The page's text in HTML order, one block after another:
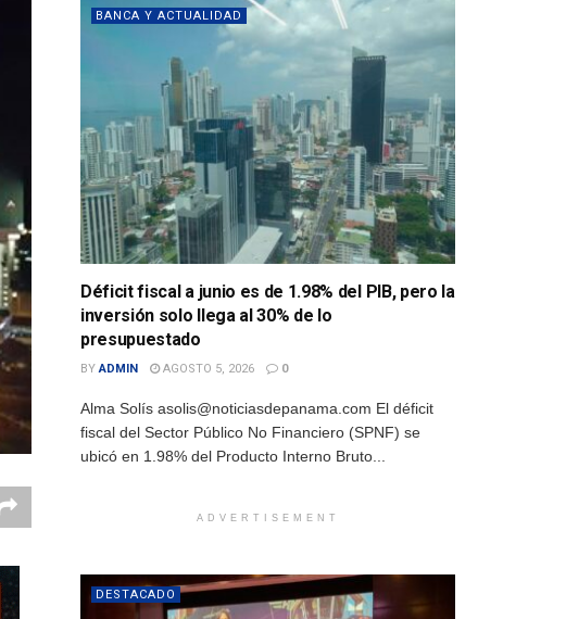
BANCA Y ACTUALIDAD
Déficit fiscal a junio es de 1.98% del PIB, pero la
inversión solo llega al 30% de lo
presupuestado
BY ADMIN AGOSTO 5, 2026 0
Alma Solís asolis@noticiasdepanama.com El déficit
fiscal del Sector Público No Financiero (SPNF) se
ubicó en 1.98% del Producto Interno Bruto...
ADVERTISEMENT
DESTACADO